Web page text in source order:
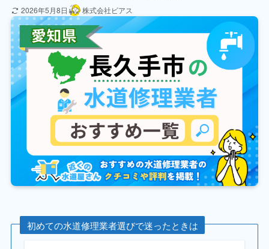
2026年5月8日 株式会社ビアス
初めての水道修理業者選びで迷ったときは